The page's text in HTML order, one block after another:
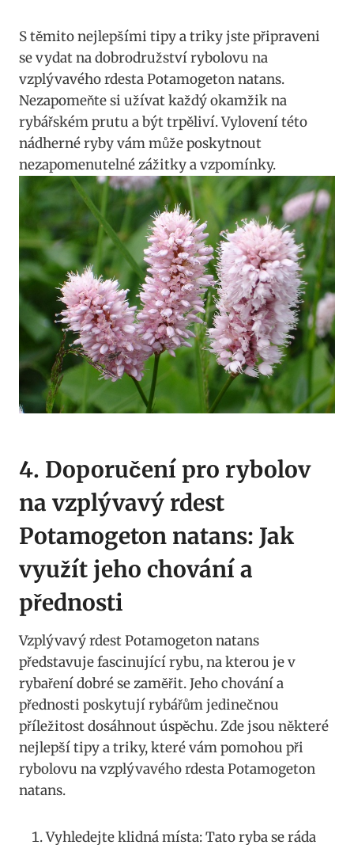
S ​těmito nejlepšími tipy⁣ a triky jste připraveni
se vydat na dobrodružství rybolovu na
vzplývavého rdesta Potamogeton natans.
Nezapomeňte si užívat každý okamžik na
rybářském prutu a⁣ být trpěliví. Vylovení této
nádherné ryby vám může poskytnout
nezapomenutelné zážitky a vzpomínky.
4. Doporučení pro rybolov
na ​vzplývavý rdest
Potamogeton natans:​ Jak
využít ​jeho chování a
přednosti
Vzplývavý rdest Potamogeton​ natans
představuje fascinující rybu, na kterou je v
rybaření ⁢dobré​ se‌ zaměřit. Jeho chování a
přednosti poskytují rybářům jedinečnou
‍příležitost dosáhnout úspěchu. Zde jsou‌ některé
⁣nejlepší tipy a triky, které vám pomohou ‍při
rybolovu ⁣na vzplývavého rdesta Potamogeton
natans.
Vyhledejte ⁤klidná‌ místa: Tato ryba se ráda